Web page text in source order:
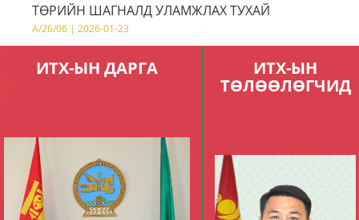
ТӨРИЙН ШАГНАЛД УЛАМЖЛАХ ТУХАЙ
A/26/06 | 2026-01-23
ИТХ-ЫН ДАРГА
ИТХ-ЫН
ТӨЛӨӨЛӨГЧИД